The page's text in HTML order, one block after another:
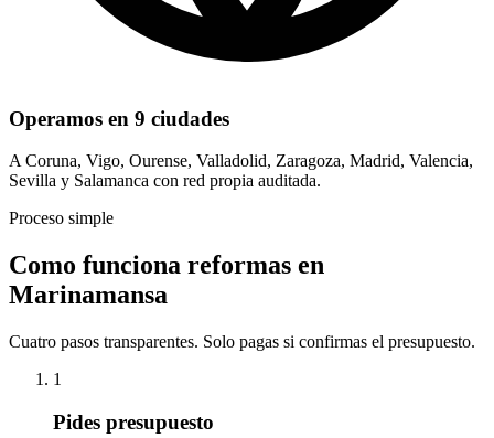
Operamos en 9 ciudades
A Coruna, Vigo, Ourense, Valladolid, Zaragoza, Madrid, Valencia,
Sevilla y Salamanca con red propia auditada.
Proceso simple
Como funciona reformas en
Marinamansa
Cuatro pasos transparentes. Solo pagas si confirmas el presupuesto.
1
Pides presupuesto